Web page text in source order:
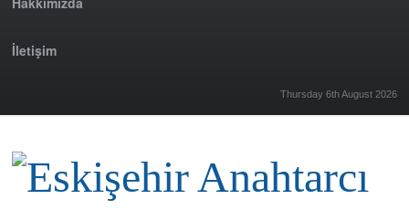
İletişim
Thursday 6th August 2026